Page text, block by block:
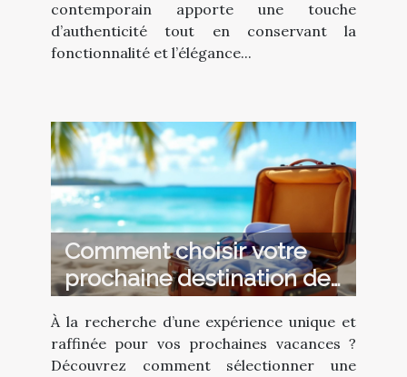
contemporain apporte une touche
d’authenticité tout en conservant la
fonctionnalité et l’élégance...
Comment choisir votre
prochaine destination de
vacances de luxe ?
À la recherche d’une expérience unique et
raffinée pour vos prochaines vacances ?
Découvrez comment sélectionner une